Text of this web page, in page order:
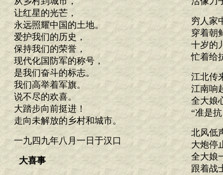
穷人家
穿着朝
十岁的
忙着给
江北传
江南响
全大娘
“准是
北风低
大炮停
全大娘
跟着战
让红星的光芒，
永远照耀中国的土地。
爱护我们的历史，
保持我们的荣誉，
现代化国防军的称号，
是我们奋斗的标志。
我们高举着军旗。
说不尽的欢喜。
大踏步向前挺进！
走向未解放的乡村和城市。
一九四九年八月一日于汉口
大喜事